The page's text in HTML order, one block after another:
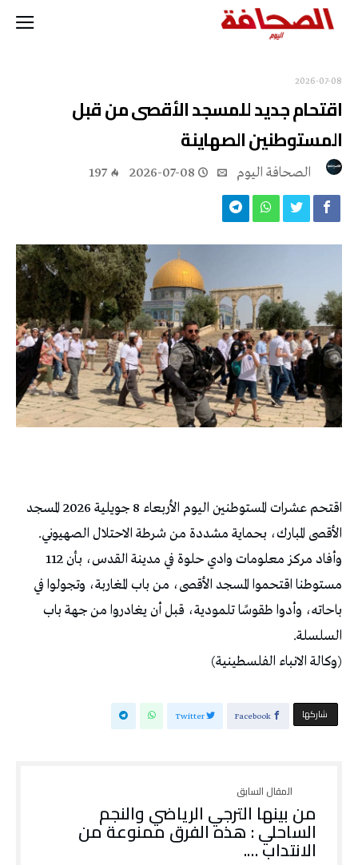
2026-07-08
اقتحام جديد للمسجد الأقصى من قبل
المستوطنين الصهاينة
2026-07-08
197
اقتحم عشرات المستوطنين اليوم الأربعاء 8 جويلية 2026 المسجد
الأقصى المبارك، بحماية مشددة من شرطة الاحتلال الصهيوني.
وأفاد مركز معلومات وادي حلوة في مدينة القدس، بأن 112
مستوطنا اقتحموا المسجد الأقصى، من باب المغاربة، وتجولوا في
باحاته، وأدوا طقوسًا تلمودية، قبل أن يغادروا من جهة باب
السلسلة.
(وكالة الانباء الفلسطينية)
‫‫ شاركها‬ Facebook
Twitter
من بينها الترجي الرياضي والنجم
الساحلي : هذه الفرق ممنوعة من
الانتداب ….